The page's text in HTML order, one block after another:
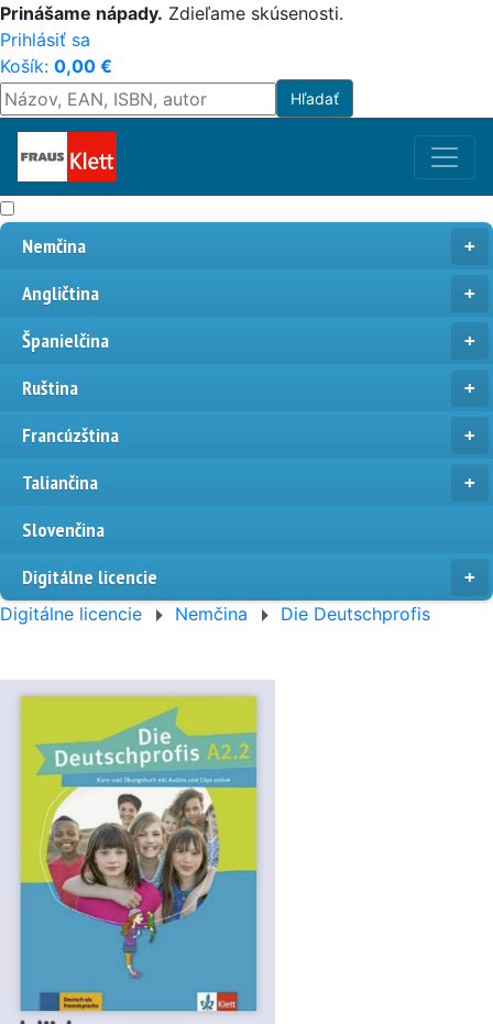
Prinášame nápady. Zdieľame skúsenosti.
Prihlásiť sa
Košík: 0,00 €
Nemčina
Angličtina
Španielčina
Ruština
Francúzština
Taliančina
Slovenčina
Digitálne licencie
Digitálne licencie Nemčina Die Deutschprofis